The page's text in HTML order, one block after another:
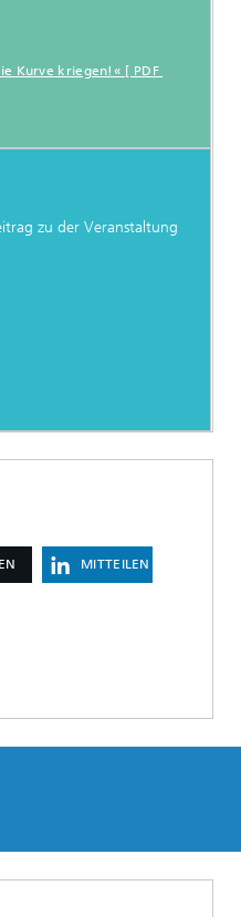
Kurve kriegen!« [ PDF
zu der Veranstaltung
MITTEILEN